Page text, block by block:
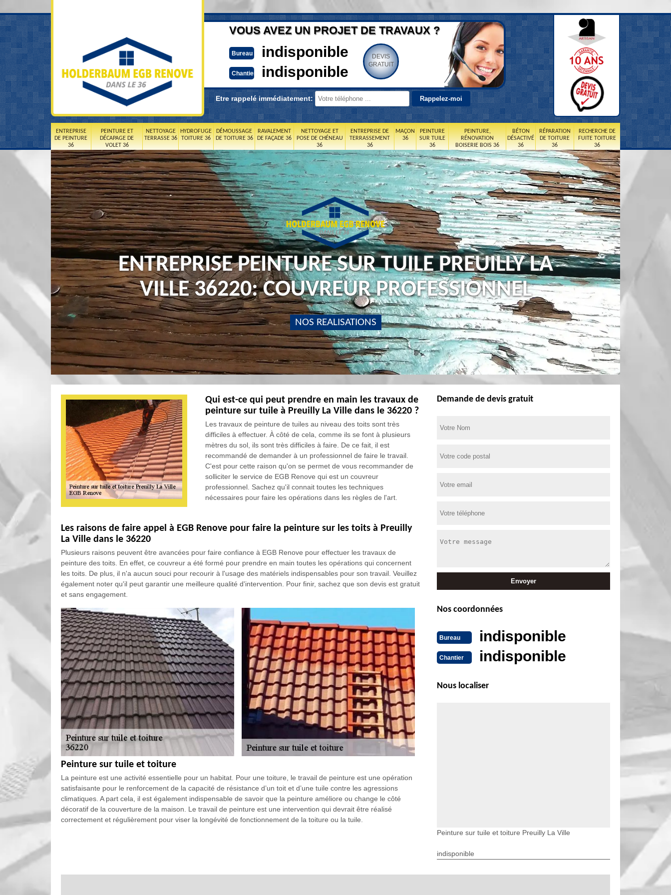
VOUS AVEZ UN PROJET DE TRAVAUX ?
Bureau indisponible
Chantier indisponible
DEVIS
GRATUIT
Etre rappelé immédiatement:
ENTREPRISE
DE PEINTURE
36
PEINTURE ET
DÉCAPAGE DE
VOLET 36
NETTOYAGE
TERRASSE 36
HYDROFUGE
TOITURE 36
DÉMOUSSAGE
DE TOITURE 36
RAVALEMENT
DE FAÇADE 36
NETTOYAGE ET
POSE DE CHÉNEAU
36
ENTREPRISE DE
TERRASSEMENT
36
MAÇON
36
PEINTURE
SUR TUILE
36
PEINTURE,
RÉNOVATION
BOISERIE BOIS 36
BÉTON
DÉSACTIVÉ
36
RÉPARATION
DE TOITURE
36
RECHERCHE DE
FUITE TOITURE
36
ENTREPRISE PEINTURE SUR TUILE PREUILLY LA
VILLE 36220: COUVREUR PROFESSIONNEL
NOS REALISATIONS
Qui est-ce qui peut prendre en main les travaux de
peinture sur tuile à Preuilly La Ville dans le 36220 ?
Les travaux de peinture de tuiles au niveau des toits sont très
difficiles à effectuer. À côté de cela, comme ils se font à plusieurs
mètres du sol, ils sont très difficiles à faire. De ce fait, il est
recommandé de demander à un professionnel de faire le travail.
C'est pour cette raison qu'on se permet de vous recommander de
solliciter le service de EGB Renove qui est un couvreur
professionnel. Sachez qu'il connait toutes les techniques
nécessaires pour faire les opérations dans les règles de l'art.
Les raisons de faire appel à EGB Renove pour faire la peinture sur les toits à Preuilly
La Ville dans le 36220
Plusieurs raisons peuvent être avancées pour faire confiance à EGB Renove pour effectuer les travaux de
peinture des toits. En effet, ce couvreur a été formé pour prendre en main toutes les opérations qui concernent
les toits. De plus, il n'a aucun souci pour recourir à l'usage des matériels indispensables pour son travail. Veuillez
également noter qu'il peut garantir une meilleure qualité d'intervention. Pour finir, sachez que son devis est gratuit
et sans engagement.
Peinture sur tuile et toiture
La peinture est une activité essentielle pour un habitat. Pour une toiture, le travail de peinture est une opération
satisfaisante pour le renforcement de la capacité de résistance d’un toit et d’une tuile contre les agressions
climatiques. A part cela, il est également indispensable de savoir que la peinture améliore ou change le côté
décoratif de la couverture de la maison. Le travail de peinture est une intervention qui devrait être réalisé
correctement et régulièrement pour viser la longévité de fonctionnement de la toiture ou la tuile.
Demande de devis gratuit
Nos coordonnées
Bureau indisponible
Chantier indisponible
Nous localiser
Peinture sur tuile et toiture Preuilly La Ville
indisponible